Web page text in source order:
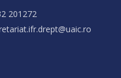
201272